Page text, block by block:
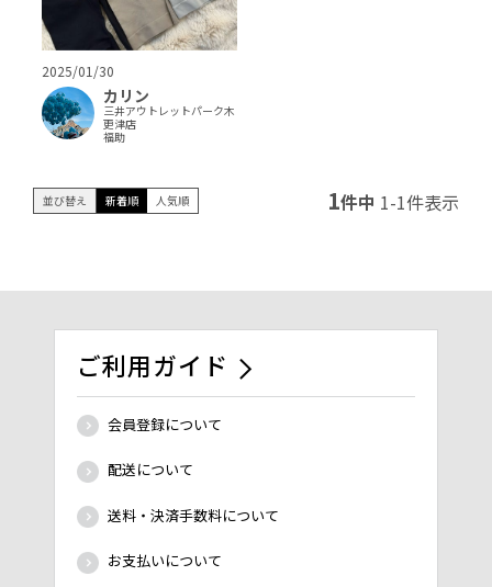
2025/01/30
カリン
三井アウトレットパーク木
更津店
福助
並び替え 新着順 人気順 1件中 1-1件表示
ご利用ガイド
会員登録について
配送について
送料・決済手数料について
お支払いについて